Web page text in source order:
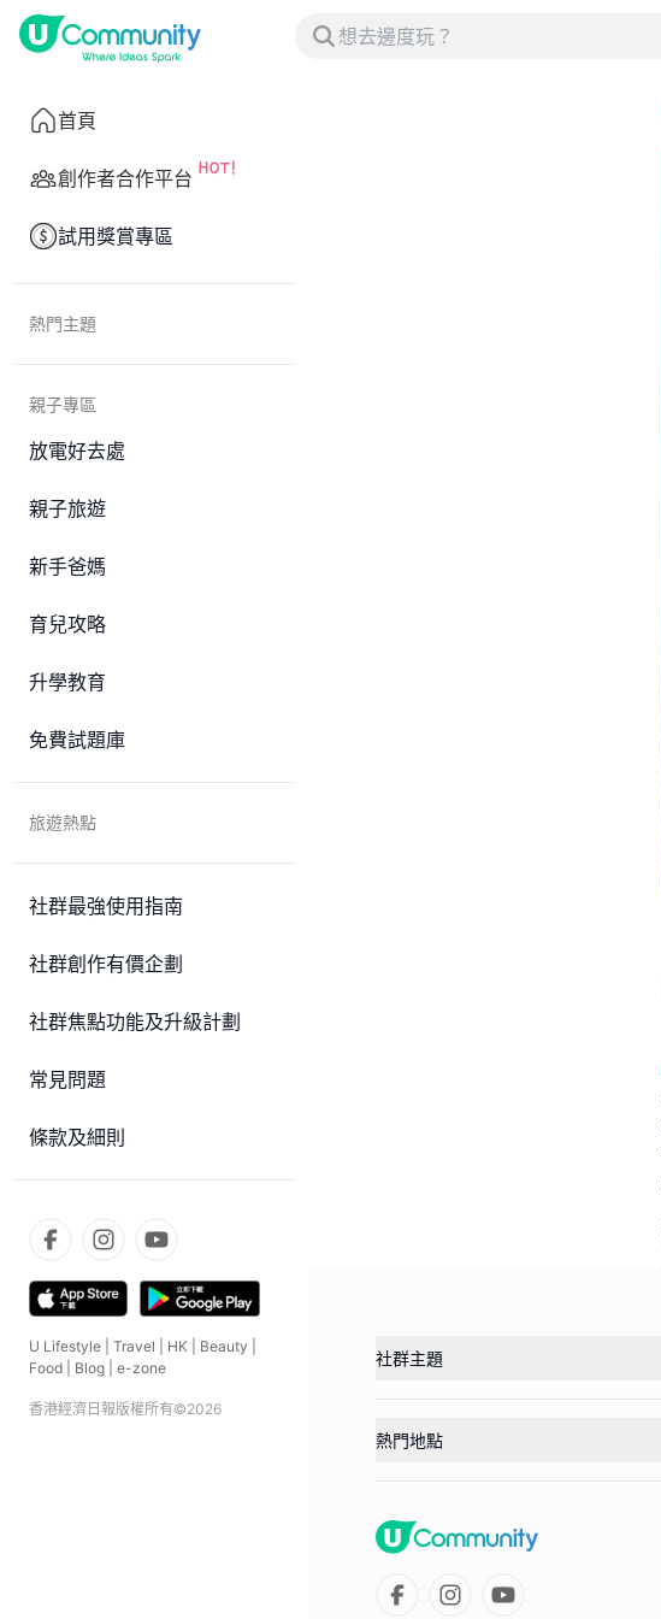
首頁
創作者合作平台
試用獎賞專區
熱門主題
親子專區
放電好去處
親子旅遊
新手爸媽
育兒攻略
升學教育
免費試題庫
旅遊熱點
社群最強使用指南
社群創作有價企劃
社群焦點功能及升級計劃
常見問題
條款及細則
U Lifestyle Travel HK Beauty
Food
Blog e-zone
香港經濟日報版權所有©2026
社群主題
熱門地點